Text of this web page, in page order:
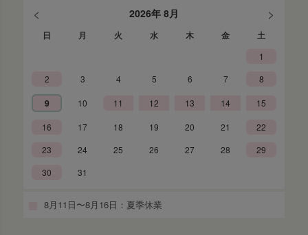
< 2026年 8月 >
日 月 火 水 木 金 土
1
2
3 4 5 6 7 8
9 10 11 12 13 14 15
16 17 18 19 20 21
22
23
24 25 26 27 28
29
30
31
8月11日〜8月16日：夏季休業